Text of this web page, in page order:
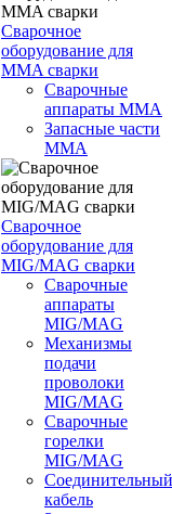
Сварочное
оборудование для
MMA сварки
Сварочные
аппараты MMA
Запасные части
MMA
Сварочное
оборудование для
MIG/MAG сварки
Сварочные
аппараты
MIG/MAG
Механизмы
подачи
проволоки
MIG/MAG
Сварочные
горелки
MIG/MAG
Соединительный
кабель